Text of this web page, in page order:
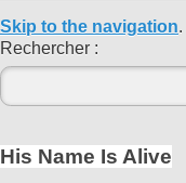
Skip to the navigation.
Rechercher :
His Name Is Alive